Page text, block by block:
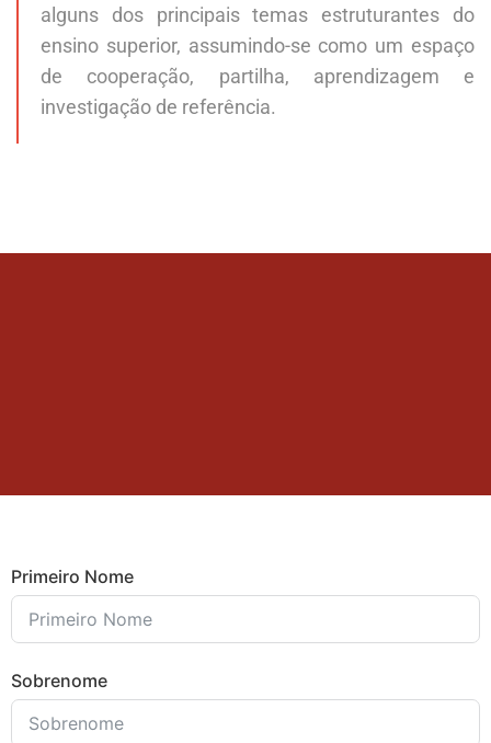
alguns dos principais temas estruturantes do
ensino superior, assumindo-se como um espaço
de cooperação, partilha, aprendizagem e
investigação de referência.
Primeiro Nome
Sobrenome